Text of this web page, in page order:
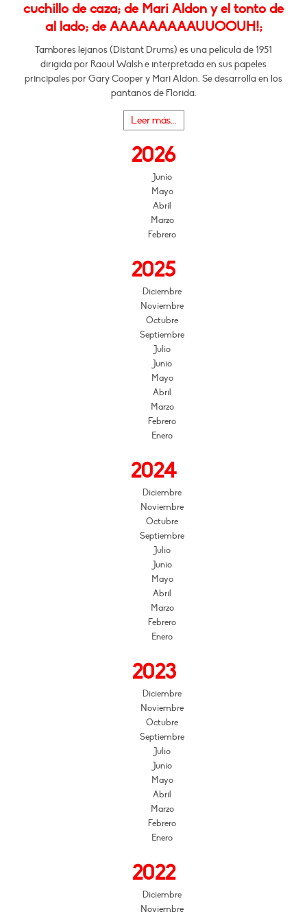
cuchillo de caza; de Mari Aldon y el tonto de
al lado; de AAAAAAAAAUUOOUH!;
Tambores lejanos (Distant Drums) es una película de 1951
dirigida por Raoul Walsh e interpretada en sus papeles
principales por Gary Cooper y Mari Aldon. Se desarrolla en los
pantanos de Florida.
Leer más...
2026
Junio
Mayo
Abril
Marzo
Febrero
2025
Diciembre
Noviembre
Octubre
Septiembre
Julio
Junio
Mayo
Abril
Marzo
Febrero
Enero
2024
Diciembre
Noviembre
Octubre
Septiembre
Julio
Junio
Mayo
Abril
Marzo
Febrero
Enero
2023
Diciembre
Noviembre
Octubre
Septiembre
Julio
Junio
Mayo
Abril
Marzo
Febrero
Enero
2022
Diciembre
Noviembre